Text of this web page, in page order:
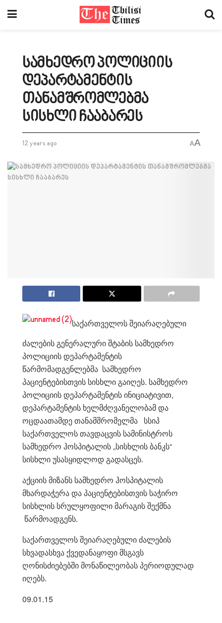
სამხედრო პოლიციის
დეპარტამენტის
თანამშრომლებმა
სისხლი ჩააბარეს
12 years ago AA
საქართველოს შეიარაღებული
ძალების გენერალური შტაბის სამხედრო
პოლიციის დეპარტამენტის
წარმომადგენლებმა სამხედრო
პაციენტებისთვის სისხლი გაიღეს. სამხედრო
პოლიციის დეპარტამენტის ინიციატივით,
დეპარტამენტის ხელმძღვანელობამ და
ოცდაათამდე თანამშრომელმა სსიპ
საქართველოს თავდაცვის სამინისტროს
სამხედრო ჰოსპიტალის „სისხლის ბანკს“
სისხლი უსასყიდლოდ გადასცეს.
აქციის მიზანს სამხედრო ჰოსპიტალის
მხარდაჭერა და პაციენტებისთვის საჭირო
სისხლის სრულყოფილი მარაგის შექმნა
წარმოადგენს.
საქართველოს შეიარაღებული ძალების
სხვადასხვა ქვედანაყოფი მსგავს
ღონისძიებებში მონაწილეობას პერიოდულად
იღებს.
09.01.15